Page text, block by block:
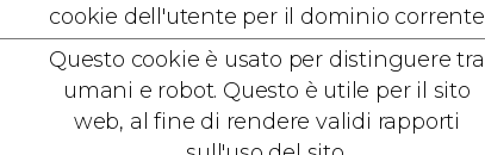
cookie dell'utente per il dominio corrente
Questo cookie è usato per distinguere tra
umani e robot. Questo è utile per il sito
web, al fine di rendere validi rapporti